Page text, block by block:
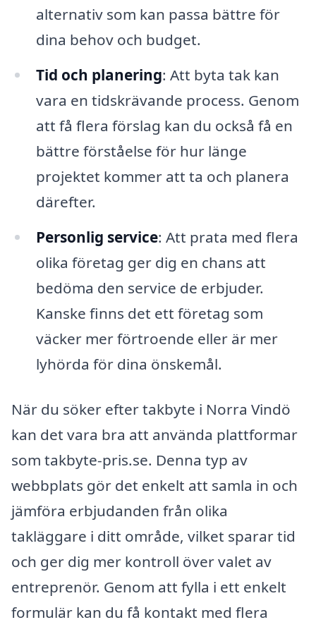
alternativ som kan passa bättre för
dina behov och budget.
Tid och planering: Att byta tak kan
vara en tidskrävande process. Genom
att få flera förslag kan du också få en
bättre förståelse för hur länge
projektet kommer att ta och planera
därefter.
Personlig service: Att prata med flera
olika företag ger dig en chans att
bedöma den service de erbjuder.
Kanske finns det ett företag som
väcker mer förtroende eller är mer
lyhörda för dina önskemål.
När du söker efter takbyte i Norra Vindö
kan det vara bra att använda plattformar
som takbyte-pris.se. Denna typ av
webbplats gör det enkelt att samla in och
jämföra erbjudanden från olika
takläggare i ditt område, vilket sparar tid
och ger dig mer kontroll över valet av
entreprenör. Genom att fylla i ett enkelt
formulär kan du få kontakt med flera